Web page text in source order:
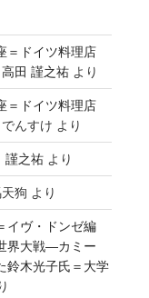
＝ドイツ料理店
高田 謹之祐より
＝ドイツ料理店
でんすけ より
謹之祐より
狗 より
イヴ・ドンゼ編
界大戦―カミー
鈴木光子氏＝大学